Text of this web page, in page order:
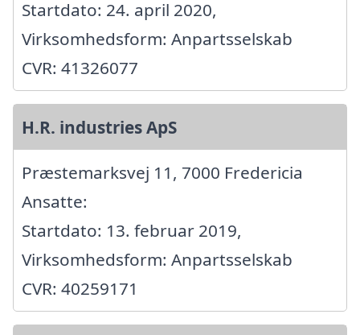
Startdato: 24. april 2020,
Virksomhedsform: Anpartsselskab
CVR: 41326077
H.R. industries ApS
Præstemarksvej 11, 7000 Fredericia
Ansatte:
Startdato: 13. februar 2019,
Virksomhedsform: Anpartsselskab
CVR: 40259171